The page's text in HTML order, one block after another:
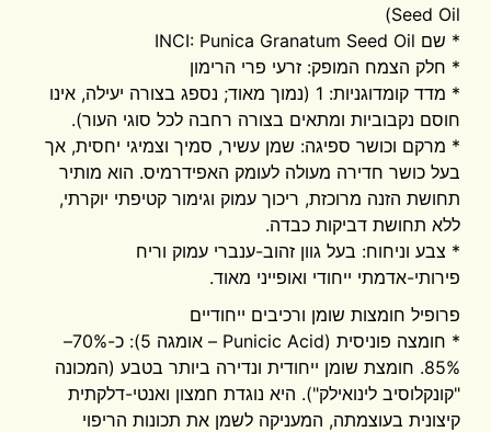
Seed Oil)
* שם INCI: Punica Granatum Seed Oil
* חלק הצמח המופק: זרעי פרי הרימון
* מדד קומדוגניות: 1 (נמוך מאוד; נספג בצורה יעילה, אינו
חוסם נקבוביות ומתאים בצורה רחבה לכל סוגי העור).
* מרקם וכושר ספיגה: שמן עשיר, סמיך וצמיגי יחסית, אך
בעל כושר חדירה מעולה לעומק האפידרמיס. הוא מותיר
תחושת הזנה מרוכזת, ריכוך עמוק וגימור קטיפתי יוקרתי,
ללא תחושת דביקות כבדה.
* צבע וניחוח: בעל גוון זהוב-ענברי עמוק וריח
פירותי-אדמתי ייחודי ואופייני מאוד.
פרופיל חומצות שומן ורכיבים ייחודיים
* חומצה פוניסית (Punicic Acid – אומגה 5): כ-70%–
85%. חומצת שומן ייחודית ונדירה ביותר בטבע (המכונה
"קונקלוסיב לינואילק"). היא נוגדת חמצון ואנטי-דלקתית
קיצונית בעוצמתה, המעניקה לשמן את תכונות הריפוי